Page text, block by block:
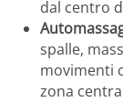
dal centro
spalle,
movimenti
zona